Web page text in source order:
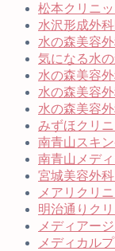
松本クリニッ
水沢形成外
水の森美容
気になる水
水の森美容
水の森美容
水の森美容
みずほクリニ
南青山スキ
南青山メデ
宮城美容外
メアリクリ
明治通りク
メディアー
メディカル